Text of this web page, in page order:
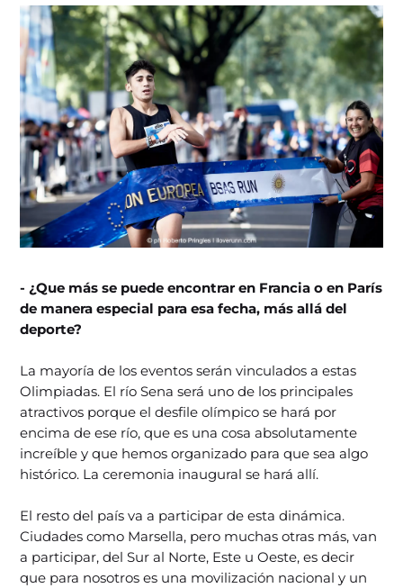
- ¿Que más se puede encontrar en Francia o en París
de manera especial para esa fecha, más allá del
deporte?
La mayoría de los eventos serán vinculados a estas
Olimpiadas. El río Sena será uno de los principales
atractivos porque el desfile olímpico se hará por
encima de ese río, que es una cosa absolutamente
increíble y que hemos organizado para que sea algo
histórico. La ceremonia inaugural se hará allí.
El resto del país va a participar de esta dinámica.
Ciudades como Marsella, pero muchas otras más, van
a participar, del Sur al Norte, Este u Oeste, es decir
que para nosotros es una movilización nacional y un